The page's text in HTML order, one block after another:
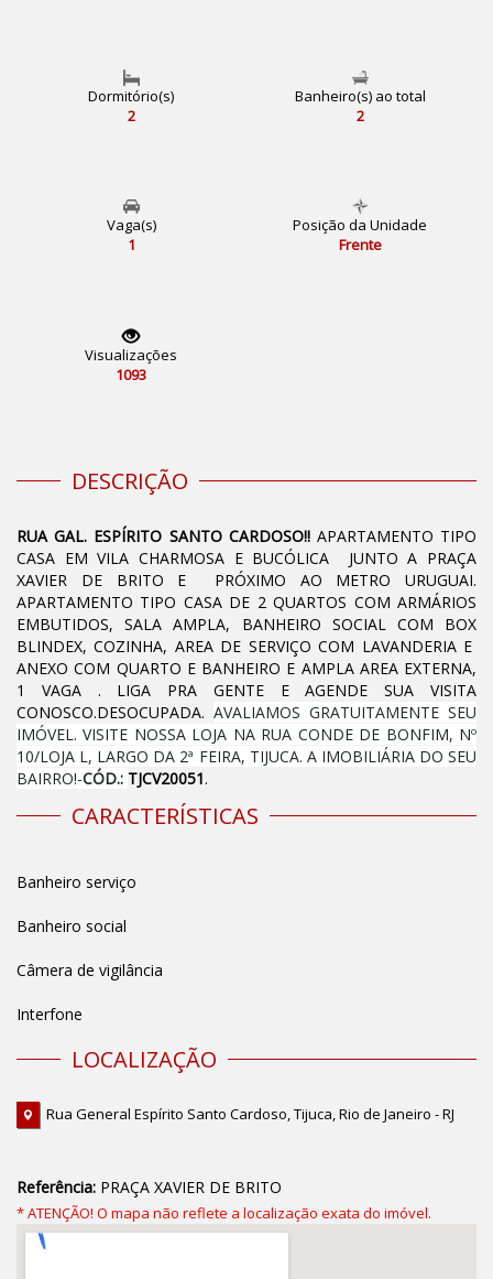
Dormitório(s)
2
Banheiro(s) ao total
2
Vaga(s)
1
Posição da Unidade
Frente
Visualizações
1093
DESCRIÇÃO
RUA GAL. ESPÍRITO SANTO CARDOSO!!APARTAMENTO TIPO
CASA EM VILA CHARMOSA E BUCÓLICA JUNTO A PRAÇA
XAVIER DE BRITO E PRÓXIMO AO METRO URUGUAI.
APARTAMENTO TIPO CASA DE 2 QUARTOS COM ARMÁRIOS
EMBUTIDOS, SALA AMPLA, BANHEIRO SOCIAL COM BOX
BLINDEX, COZINHA, AREA DE SERVIÇO COM LAVANDERIA E
ANEXO COM QUARTO E BANHEIRO E AMPLA AREA EXTERNA,
1 VAGA . LIGA PRA GENTE E AGENDE SUA VISITA
CONOSCO.DESOCUPADA. AVALIAMOS GRATUITAMENTE SEU
IMÓVEL. VISITE NOSSA LOJA NA RUA CONDE DE BONFIM, Nº
10/LOJA L, LARGO DA 2ª FEIRA, TIJUCA. A IMOBILIÁRIA DO SEU
BAIRRO!-CÓD.: TJCV20051.
CARACTERÍSTICAS
Banheiro serviço
Banheiro social
Câmera de vigilância
Interfone
LOCALIZAÇÃO
Rua General Espírito Santo Cardoso, Tijuca, Rio de Janeiro - RJ
Referência: PRAÇA XAVIER DE BRITO
* ATENÇÃO! O mapa não reflete a localização exata do imóvel.